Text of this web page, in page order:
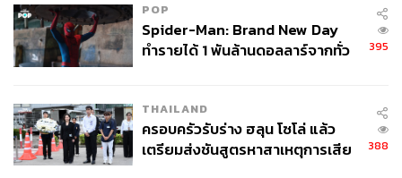
POP
Spider-Man: Brand New Day
ทำรายได้ 1 พันล้านดอลลาร์จากทั่ว
395
THAILAND
ครอบครัวรับร่าง ฮลุน โซโล่ แล้ว
เตรียมส่งชันสูตรหาสาเหตุการเสีย
388